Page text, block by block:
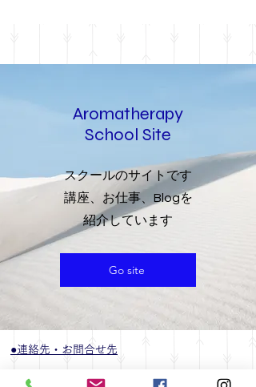
​Aromatherapy
School Site
スクールのサイトです
講座、お仕事、Blogを
​紹介しています
Go site
●連絡先・お問合せ先
080-2973-8112​